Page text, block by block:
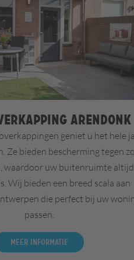
Arendonk
geniet u het hele
Ze bieden bescherming tegen
waardoor uw buitenruimte altijd
Wij bieden een breed scala aan
die perfect bij uw
passen.
Meer informatie